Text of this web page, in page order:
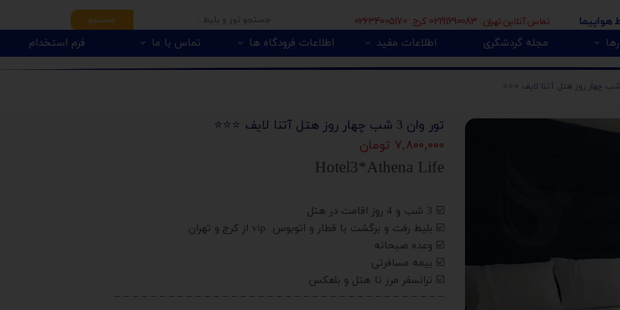
مجله گردشگری اطلاعات مفید اطلاعات فرودگاه ها تماس با ما فرم استخدام
جستجو هواپیما تماس آنلاین تهران : 02191690083 کرج : 02634005170
تور وان 3 شب چهار روز هتل آتنا لایف ⭐️⭐️⭐️
۷,۸۰۰,۰۰۰ تومان
Hotel3*Athena Life
☑️ 3 شب و 4 روز اقامت در هتل
☑️ بلیط رفت و برگشت با قطار و اتوبوس vip از کرج و تهران
☑️ وعده صبحانه
☑️ بیمه مسافرتی
☑️ ترانسفر مرز تا هتل و بلعکس
– – – – – – – – – – – – – – – – – – – – – – – – – – – – – – – – – – – – –